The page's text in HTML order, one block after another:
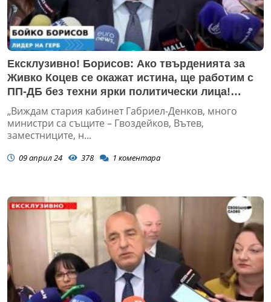
Ексклузивно! Борисов: Ако твърденията за
Живко Коцев се окажат истина, ще работим с
ПП-ДБ без техни ярки политически лица!
(ВИДЕО)
„Виждам стария кабинет Габриел-Денков, много
министри са същите – Гвоздейков, Вътев,
заместниците, н...
09 април 24 378 1 коментара